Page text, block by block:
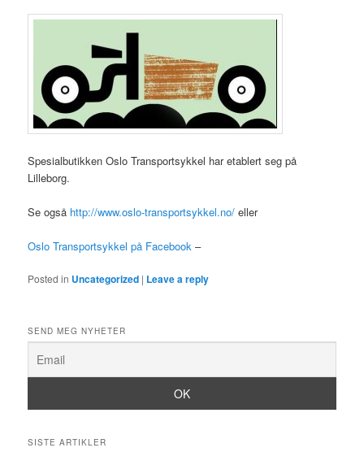
Spesialbutikken Oslo Transportsykkel har etablert seg på
Lilleborg.
Se også http://www.oslo-transportsykkel.no/ eller
Oslo Transportsykkel på Facebook –
Posted in Uncategorized | Leave a reply
SEND MEG NYHETER
SISTE ARTIKLER